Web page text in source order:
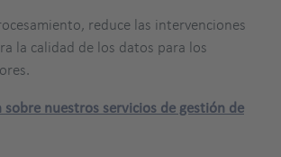
reduce las intervenciones
la calidad de los datos para los
nuestros servicios de gestión de